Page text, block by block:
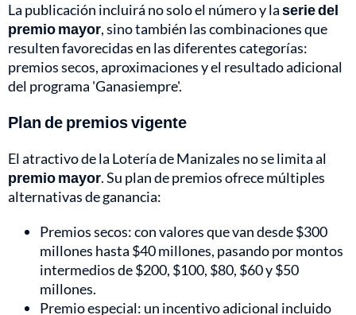
La publicación incluirá no solo el número y laserie del
premio mayor, sino también las combinaciones que
resulten favorecidas en las diferentes categorías:
premios secos, aproximaciones y el resultado adicional
del programa 'Ganasiempre'.
Plan de premios vigente
El atractivo de la Lotería de Manizales no se limita al
premio mayor. Su plan de premios ofrece múltiples
alternativas de ganancia:
Premios secos: con valores que van desde $300
millones hasta $40 millones, pasando por montos
intermedios de $200, $100, $80, $60 y $50
millones.
Premio especial: un incentivo adicional incluido